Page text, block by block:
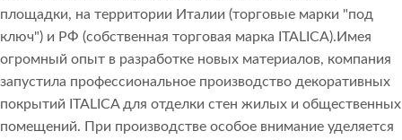
площадки, на территории Италии (торговые марки "под
ключ") и РФ (собственная торговая марка ITALICA).Имея
огромный опыт в разработке новых материалов, компания
запустила профессиональное производство декоративных
покрытий ITALICA для отделки стен жилых и общественных
помещений. При производстве особое внимание уделяется